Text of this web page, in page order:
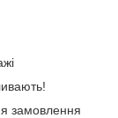
замовлення